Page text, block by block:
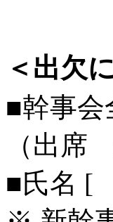
＜出欠
■幹事
（出席
■氏